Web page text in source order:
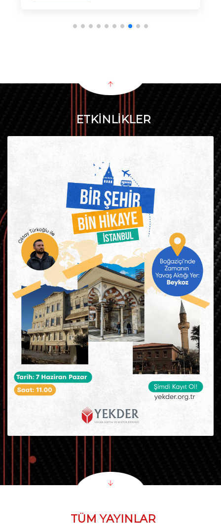
ETKİNLİKLER
TÜM YAYINLAR